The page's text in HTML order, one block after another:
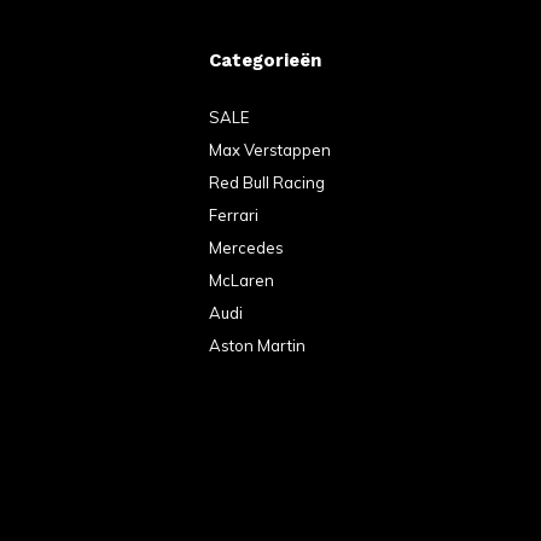
Categorieën
SALE
Max Verstappen
Red Bull Racing
Ferrari
Mercedes
McLaren
Audi
Aston Martin